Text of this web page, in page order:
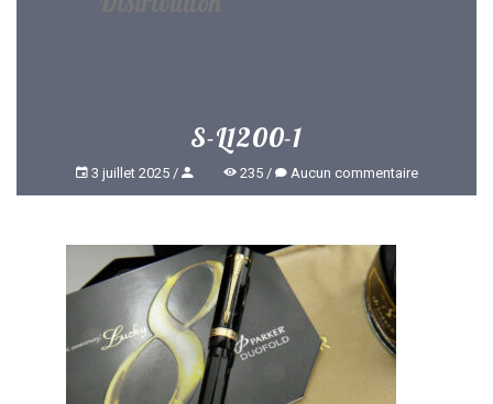
S-L1200-1
3 juillet 2025 235 Aucun commentaire